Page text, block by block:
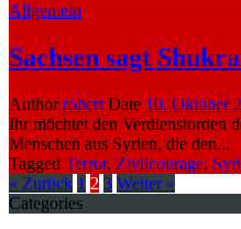
Allgemein
Sachsen sagt
Authorrobert Date 10. Oktober
Ihr möchtet den Verdienstorden
Menschen aus Syrien, die den...
Tagged Terror, Zivilcourage,
« Zurück 1 2 3 Weiter »
Categories